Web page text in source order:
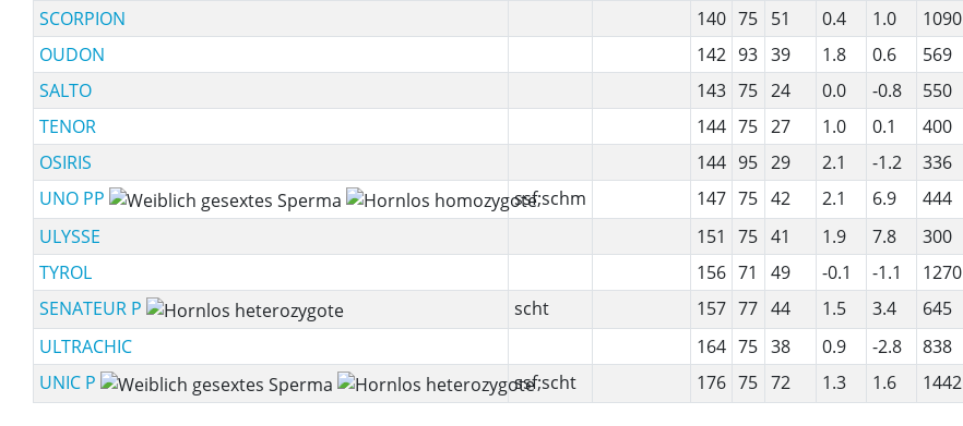
SCORPION
140 75 51 0.4 1.0 1090
OUDON
142 93 39 1.8 0.6 569
SALTO
143 75 24 0.0 -0.8 550
TENOR
144 75 27 1.0 0.1 400
OSIRIS
144 95 29 2.1 -1.2 336
UNO PP
ssf;schm 147 75 42 2.1 6.9 444
ULYSSE
151 75 41 1.9 7.8 300
TYROL
156 71 49 -0.1 -1.1 1270
SENATEUR P
scht 157 77 44 1.5 3.4 645
ULTRACHIC
164 75 38 0.9 -2.8 838
UNIC P
ssf;scht 176 75 72 1.3 1.6 1442